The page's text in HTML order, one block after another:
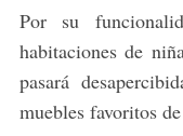
Por su
habitaciones de
pasará
muebles favoritos